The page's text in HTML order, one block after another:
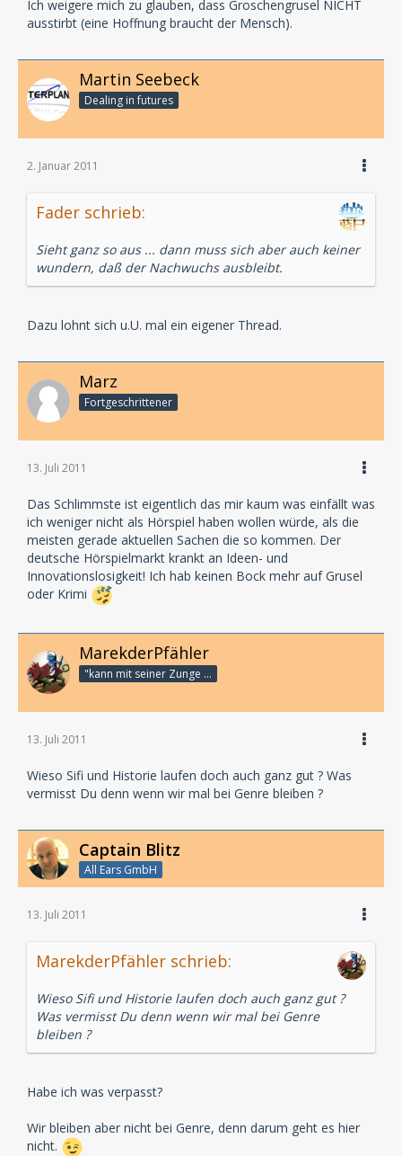
Ich weigere mich zu glauben, dass Groschengrusel NICHT
ausstirbt (eine Hoffnung braucht der Mensch).
Martin Seebeck
Dealing in futures
2. Januar 2011
Fader schrieb:
Sieht ganz so aus ... dann muss sich aber auch keiner
wundern, daß der Nachwuchs ausbleibt.
Dazu lohnt sich u.U. mal ein eigener Thread.
Marz
Fortgeschrittener
13. Juli 2011
Das Schlimmste ist eigentlich das mir kaum was einfällt was
ich weniger nicht als Hörspiel haben wollen würde, als die
meisten gerade aktuellen Sachen die so kommen. Der
deutsche Hörspielmarkt krankt an Ideen- und
Innovationslosigkeit! Ich hab keinen Bock mehr auf Grusel
oder Krimi
MarekderPfähler
"kann mit seiner Zunge bis an seine Nasenspitze"
13. Juli 2011
Wieso Sifi und Historie laufen doch auch ganz gut ? Was
vermisst Du denn wenn wir mal bei Genre bleiben ?
Captain Blitz
All Ears GmbH
13. Juli 2011
MarekderPfähler schrieb:
Wieso Sifi und Historie laufen doch auch ganz gut ?
Was vermisst Du denn wenn wir mal bei Genre
bleiben ?
Habe ich was verpasst?
Wir bleiben aber nicht bei Genre, denn darum geht es hier
nicht.